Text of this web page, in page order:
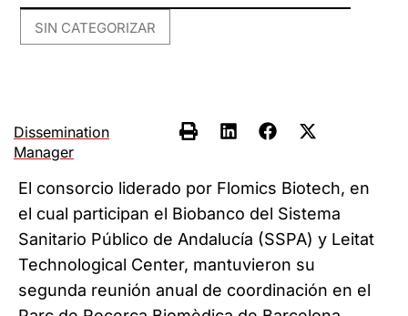
SIN CATEGORIZAR
Dissemination
Manager
El consorcio liderado por Flomics Biotech, en
el cual participan el Biobanco del Sistema
Sanitario Público de Andalucía (SSPA) y Leitat
Technological Center, mantuvieron su
segunda reunión anual de coordinación en el